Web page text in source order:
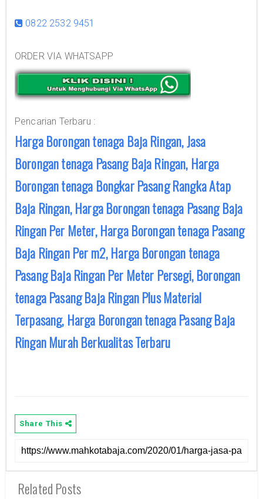
0822 2532 9451
ORDER VIA WHATSAPP
Pencarian Terbaru :
Harga Borongan tenaga Baja Ringan, Jasa
Borongan tenaga Pasang Baja Ringan, Harga
Borongan tenaga Bongkar Pasang Rangka Atap
Baja Ringan, Harga Borongan tenaga Pasang Baja
Ringan Per Meter, Harga Borongan tenaga Pasang
Baja Ringan Per m2, Harga Borongan tenaga
Pasang Baja Ringan Per Meter Persegi, Borongan
tenaga Pasang Baja Ringan Plus Material
Terpasang, Harga Borongan tenaga Pasang Baja
Ringan Murah Berkualitas Terbaru
Share This
Related Posts